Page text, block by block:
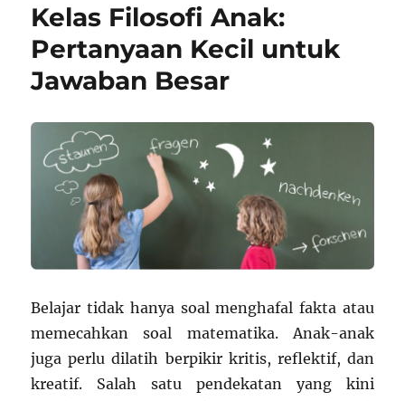
Siswa
Pasar
Kelas Filosofi Anak:
Pertanyaan Kecil untuk
Jawaban Besar
Belajar tidak hanya soal menghafal fakta atau
memecahkan soal matematika. Anak-anak
juga perlu dilatih berpikir kritis, reflektif, dan
kreatif. Salah satu pendekatan yang kini